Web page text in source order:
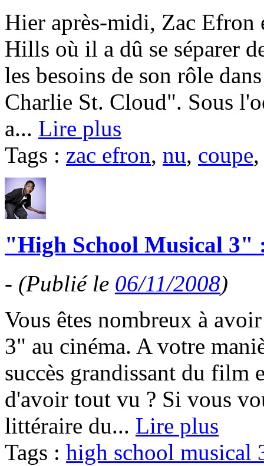
Hier après-midi, Zac Efron
Hills où il a dû se séparer
les besoins de son rôle
Charlie St. Cloud". Sous
a... Lire plus
Tags : zac efron, nu, coupe
"High School Musical 3" :
- (Publié le 06/11/2008)
Vous êtes nombreux à
3" au cinéma. A votre
succès grandissant du film
d'avoir tout vu ? Si vous
littéraire du... Lire plus
Tags : high school musical